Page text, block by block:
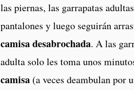
las piernas, las garrapatas
pantalones y luego seguirán
camisa desabrochada. A las
adulta solo les toma unos
camisa (a veces deambulan por